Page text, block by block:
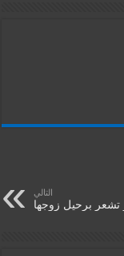
التالي
تشعر برحيل زوجها